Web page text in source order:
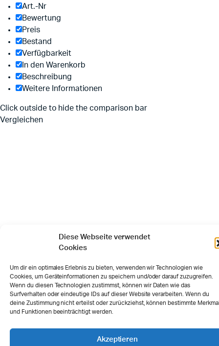
Diese Webseite verwendet
Cookies
Um dir ein optimales Erlebnis zu bieten, verwenden wir Technologien wie
Cookies, um Geräteinformationen zu speichern und/oder darauf zuzugreifen.
Wenn du diesen Technologien zustimmst, können wir Daten wie das
Surfverhalten oder eindeutige IDs auf dieser Website verarbeiten. Wenn du
deine Zustimmung nicht erteilst oder zurückziehst, können bestimmte
und Funktionen beeinträchtigt werden.
Akzeptieren
Art.-Nr
Bewertung
Preis
Bestand
Verfügbarkeit
In den Warenkorb
Beschreibung
Weitere Informationen
Click outside to hide the comparison bar
Vergleichen